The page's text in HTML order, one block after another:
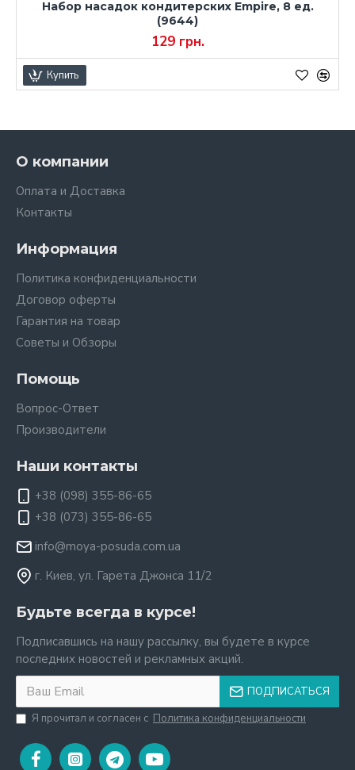
Набор насадок кондитерских Empire, 8 ед.
(9644)
129 грн.
Купить
О компании
Оплата и Доставка
Контакты
Информация
Политика конфиденциальности
Договор оферты
Гарантия на товар
Советы и Обзоры
Помощь
Вопрос-Ответ
Производители
Наши контакты
+38 (098) 355-86-65
+38 (073) 355-86-65
info@moya-posuda.com.ua
г. Киев, ул. Гарета Джонса 11/2
Будьте всегда в курсе!
Подписавшись на нашу рассылку, вы будете в курсе
последних новостей и рекламных акций.
ПОДПИСАТЬСЯ
Я прочитал и согласен с Политика конфиденциальности